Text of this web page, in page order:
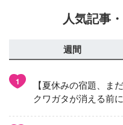
人気記事
週間
1
【夏休みの宿題、ま
クワガタが消える前